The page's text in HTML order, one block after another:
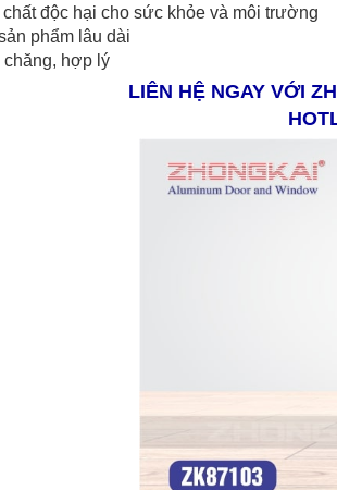
độc hại cho sức khỏe và môi trường
phẩm lâu dài
chăng, hợp lý
LIÊN HỆ NGAY VỚI